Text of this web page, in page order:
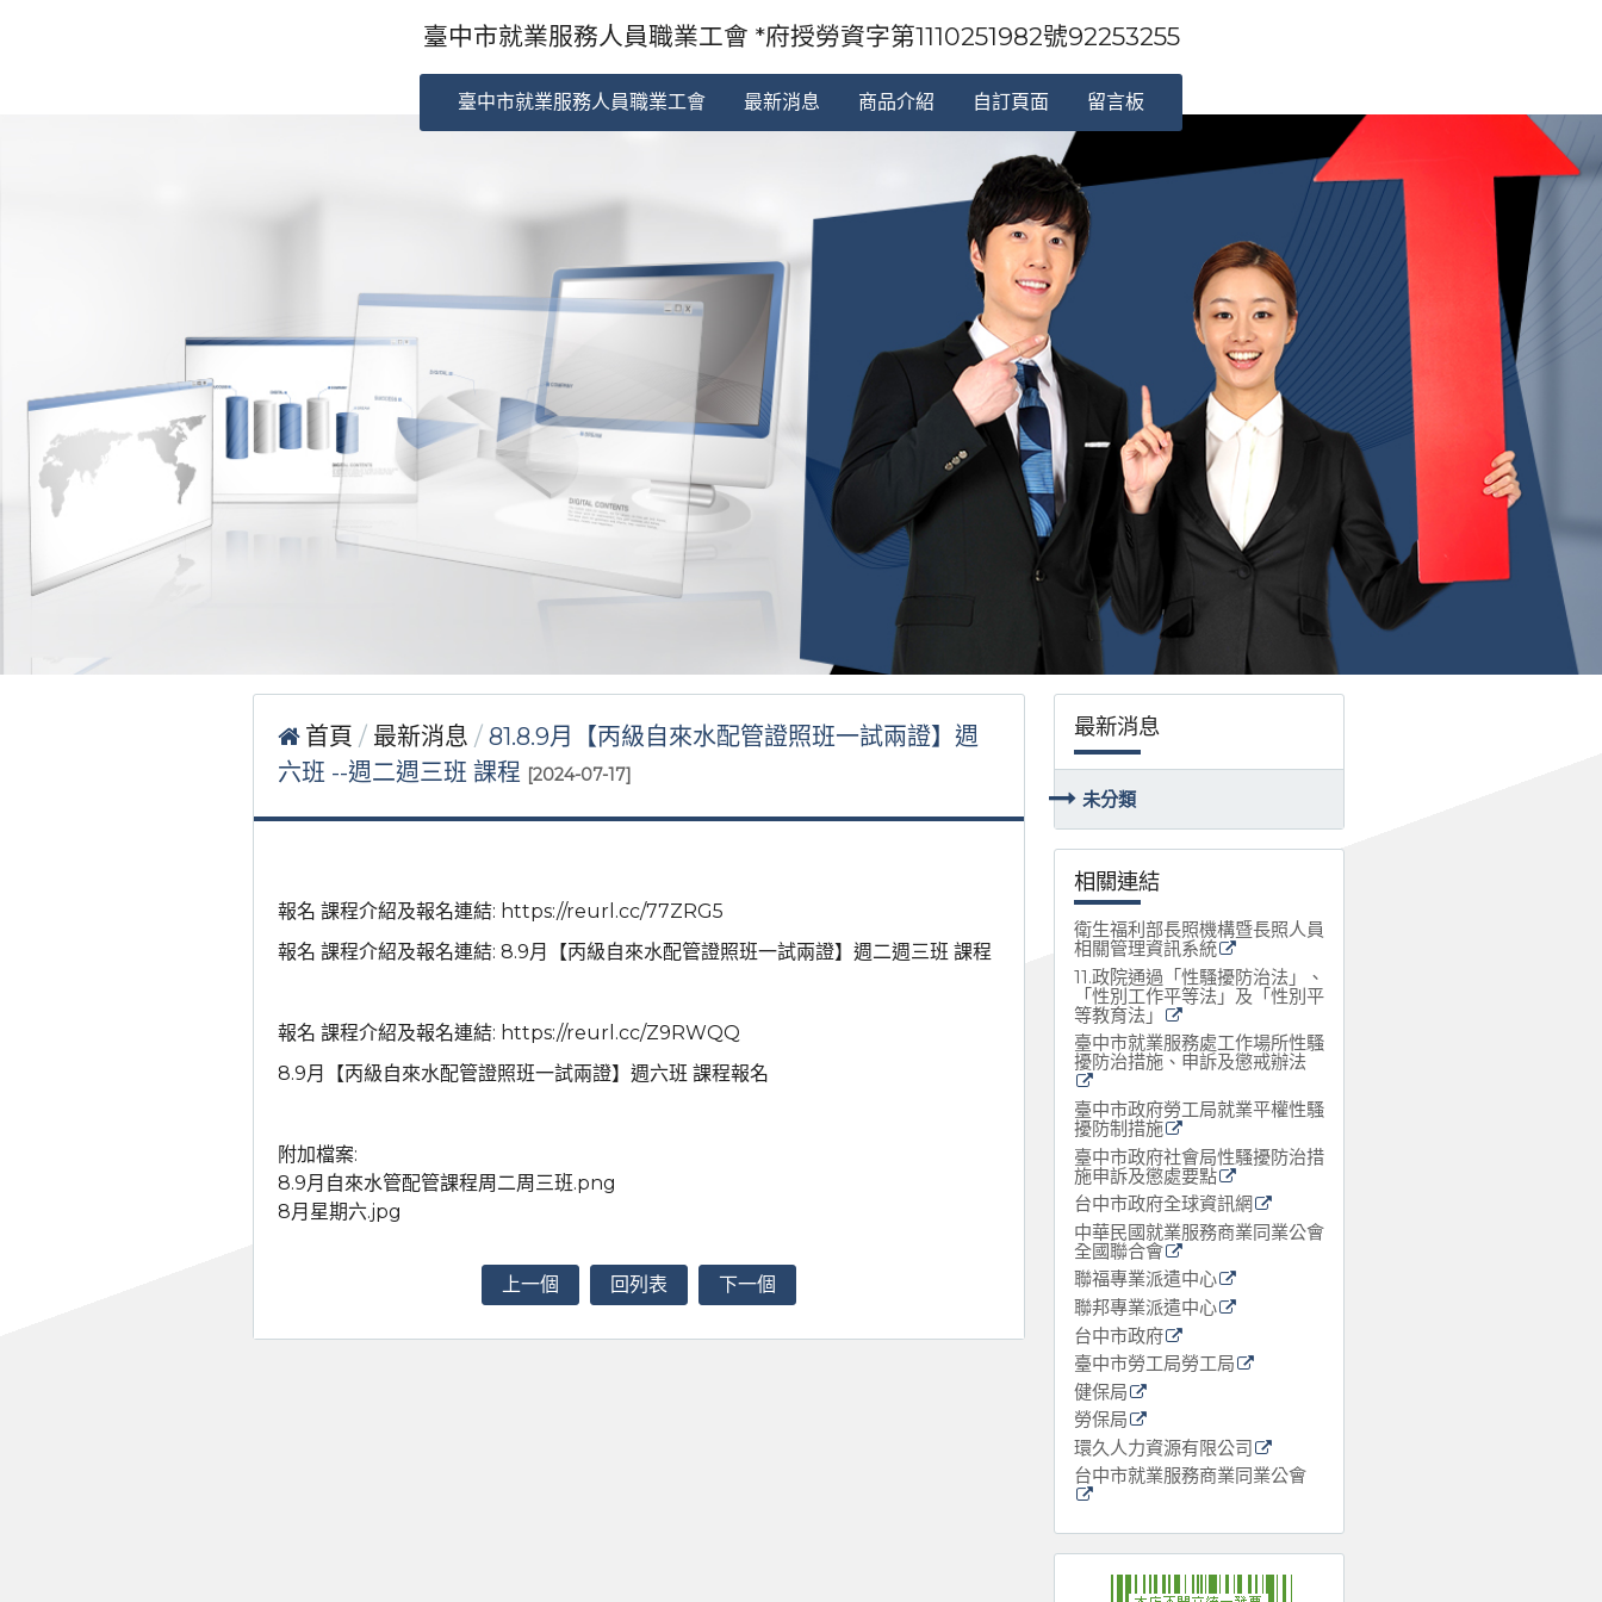
臺中市就業服務人員職業工會 *府授勞資字第1110251982號92253255
臺中市就業服務人員職業工會 最新消息 商品介紹 自訂頁面 留言板
最新消息
未分類
相關連結
衛生福利部長照機構暨長照人員
相關管理資訊系統
11.政院通過「性騷擾防治法」、
「性別工作平等法」及「性別平
等教育法」
臺中市就業服務處工作場所性騷
擾防治措施、申訴及懲戒辦法
臺中市政府勞工局就業平權性騷
擾防制措施
臺中市政府社會局性騷擾防治措
施申訴及懲處要點
台中市政府全球資訊網
中華民國就業服務商業同業公會
全國聯合會
聯福專業派遣中心
聯邦專業派遣中心
台中市政府
臺中市勞工局勞工局
健保局
勞保局
環久人力資源有限公司
台中市就業服務商業同業公會
首頁 最新消息
81.8.9月【丙級自來水配管證照班一試兩證】週
六班 --週二週三班 課程 [2024-07-17]
報名 課程介紹及報名連結: https://reurl.cc/77ZRG5
報名 課程介紹及報名連結: 8.9月【丙級自來水配管證照班一試兩證】週二週三班 課程
報名 課程介紹及報名連結: https://reurl.cc/Z9RWQQ
8.9月【丙級自來水配管證照班一試兩證】週六班 課程報名
附加檔案:
8.9月自來水管配管課程周二周三班.png
8月星期六.jpg
上一個 回列表 下一個